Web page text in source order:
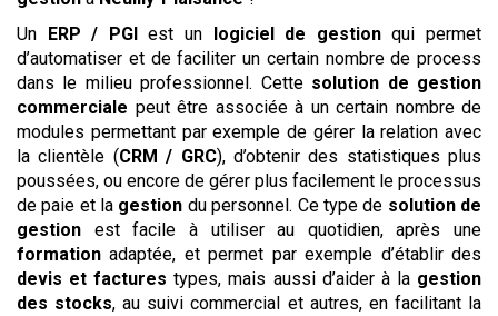
Un
ERP / PGI est un logiciel de gestionqui permet
d’automatiser et de faciliter un certain nombre de process
dans le milieu professionnel. Cette solution de gestion
commerciale peut être associée à un certain nombre de
modules permettant par exemple de gérer la relation avec
la clientèle (CRM / GRC), d’obtenir des statistiques plus
poussées, ou encore de gérer plus facilement le processus
de paie et la gestion du personnel. Ce type de solution de
gestion est facile à utiliser au quotidien, après une
formation adaptée, et permet par exemple d’établir des
devis et factures types, mais aussi d’aider à la gestion
des stocks, au suivi commercial et autres, en facilitant la